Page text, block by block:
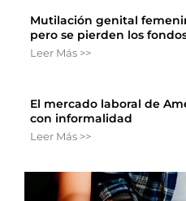
Mutilación genital
pero se pierden los
Leer Más >>
El mercado laboral de
con informalidad
Leer Más >>